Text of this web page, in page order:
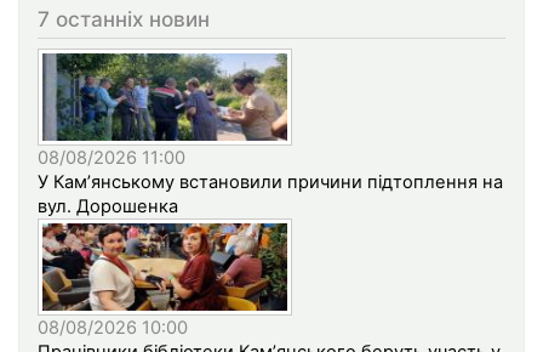
7 останніх новин
08/08/2026 11:00
У Кам’янському встановили причини підтоплення на
вул. Дорошенка
08/08/2026 10:00